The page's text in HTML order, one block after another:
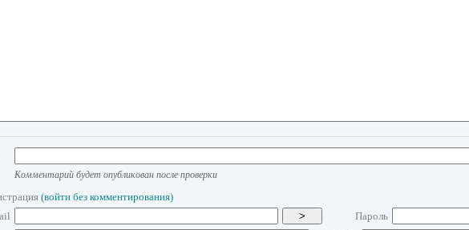
Комментарий будет опубликован после проверки
(войти без комментирования)
>
Пароль